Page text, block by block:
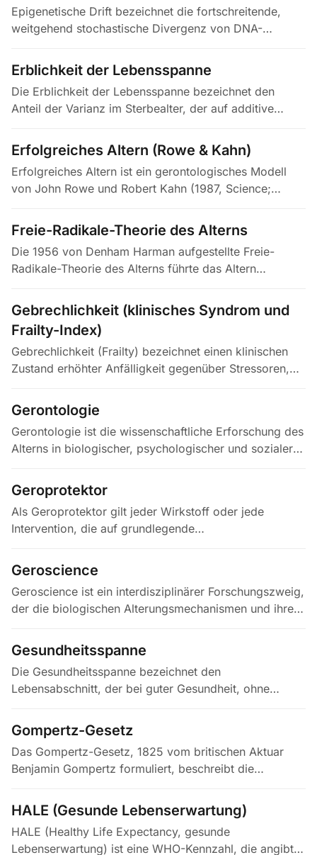
Epigenetische Drift bezeichnet die fortschreitende,
weitgehend stochastische Divergenz von DNA-
Individuen mit dem Alter. Den…
Erblichkeit der Lebensspanne
Die Erblichkeit der Lebensspanne bezeichnet den
Anteil der Varianz im Sterbealter, der auf additive
definierten Population…
Erfolgreiches Altern (Rowe & Kahn)
Erfolgreiches Altern ist ein gerontologisches Modell
von John Rowe und Robert Kahn (1987, Science;
unterscheidet übliches Altern (bei…
Freie-Radikale-Theorie des Alterns
Die 1956 von Denham Harman aufgestellte Freie-
Radikale-Theorie des Alterns führte das Altern
Schäden durch sauerstoffbasierte…
Gebrechlichkeit (klinisches Syndrom und
Frailty-Index)
Gebrechlichkeit (Frailty) bezeichnet einen klinischen
Zustand erhöhter Anfälligkeit gegenüber Stressoren,
physiologischen Systemen…
Gerontologie
Gerontologie ist die wissenschaftliche Erforschung des
Alterns in biologischer, psychologischer und sozialer
im 20.…
Geroprotektor
Als Geroprotektor gilt jeder Wirkstoff oder jede
Intervention, die auf grundlegende
verlängern. Im Unterschied zu…
Geroscience
Geroscience ist ein interdisziplinärer Forschungszweig,
der die biologischen Alterungsmechanismen und ihre
untersucht. Der…
Gesundheitsspanne
Die Gesundheitsspanne bezeichnet den
Lebensabschnitt, der bei guter Gesundheit, ohne
wesentliche funktionelle Einschränkungen verbracht…
Gompertz-Gesetz
Das Gompertz-Gesetz, 1825 vom britischen Aktuar
Benjamin Gompertz formuliert, beschreibt die
Sterberisiko im Erwachsenenalter…
HALE (Gesunde Lebenserwartung)
HALE (Healthy Life Expectancy, gesunde
Lebenserwartung) ist eine WHO-Kennzahl, die angibt,